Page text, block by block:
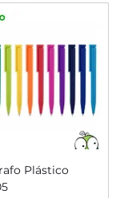
Plástico